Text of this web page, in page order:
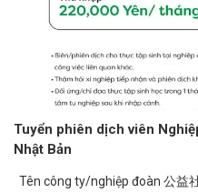
Tuyển phiên dịch viên
Nhật Bản
Tên công ty/nghiệp đoàn 公益